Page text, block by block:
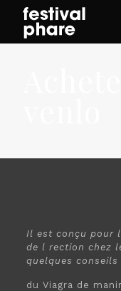
Il est conçu pour
de l rection chez
quelques
du Viagra de